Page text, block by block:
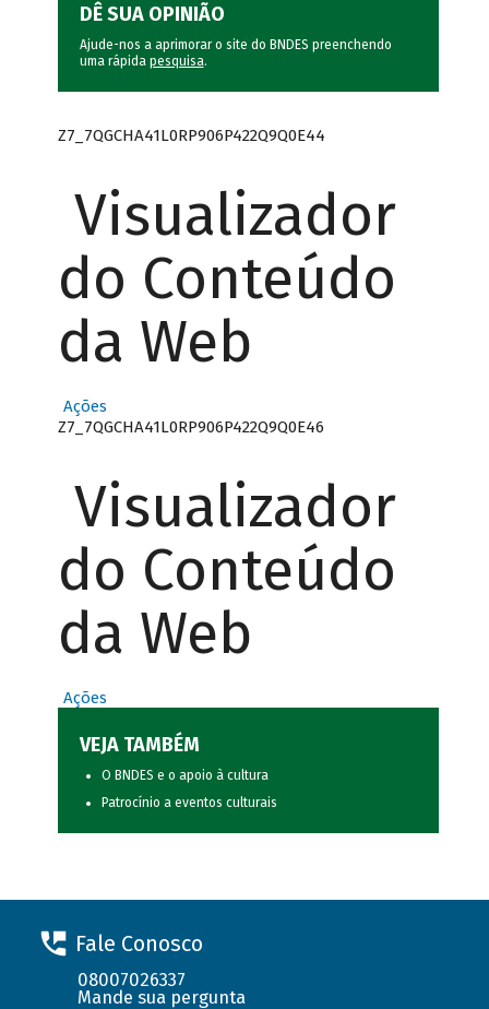
DÊ SUA OPINIÃO
Ajude-nos a aprimorar o site do BNDES preenchendo
uma rápida pesquisa.
Z7_7QGCHA41L0RP906P422Q9Q0E44
Visualizador
do Conteúdo
da Web
Ações
Z7_7QGCHA41L0RP906P422Q9Q0E46
Visualizador
do Conteúdo
da Web
Ações
VEJA TAMBÉM
O BNDES e o apoio à cultura
Patrocínio a eventos culturais
Fale Conosco
08007026337
Mande sua pergunta